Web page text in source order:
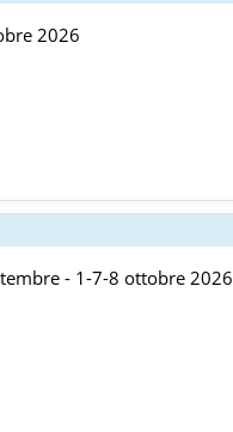
2026
- 1-7-8 ottobre 2026